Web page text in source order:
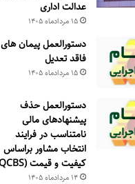
عدالت اداری
۱۵ مرداد‌ماه ۱۴۰۵
دستورالعمل پیمان های
فاقد تعدیل
۱۵ مرداد‌ماه ۱۴۰۵
دستورالعمل حذف
پيشنهادهای مالی
نامتناسب در فرايند
انتخاب مشاور براساس
كيفيت و قيمت (QCBS)
۱۴ مرداد‌ماه ۱۴۰۵